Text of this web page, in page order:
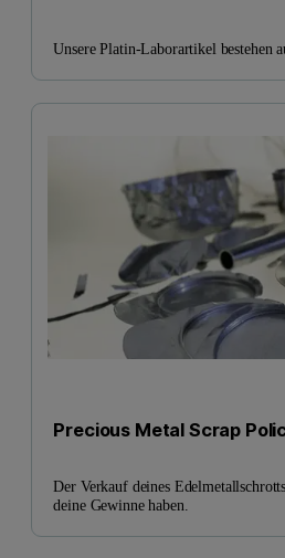
Unsere Platin-Laborartikel bestehen
Precious Metal Scrap
Der Verkauf deines
deine Gewinne haben.